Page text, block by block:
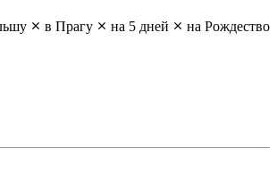
в Прагу на 5 дней на Рождество